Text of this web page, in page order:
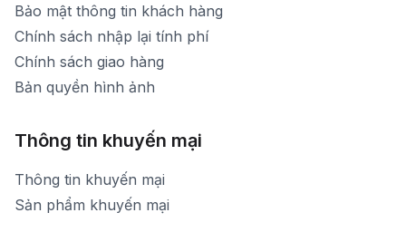
Bảo mật thông tin khách hàng
Chính sách nhập lại tính phí
Chính sách giao hàng
Bản quyền hình ảnh
Thông tin khuyến mại
Thông tin khuyến mại
Sản phẩm khuyến mại